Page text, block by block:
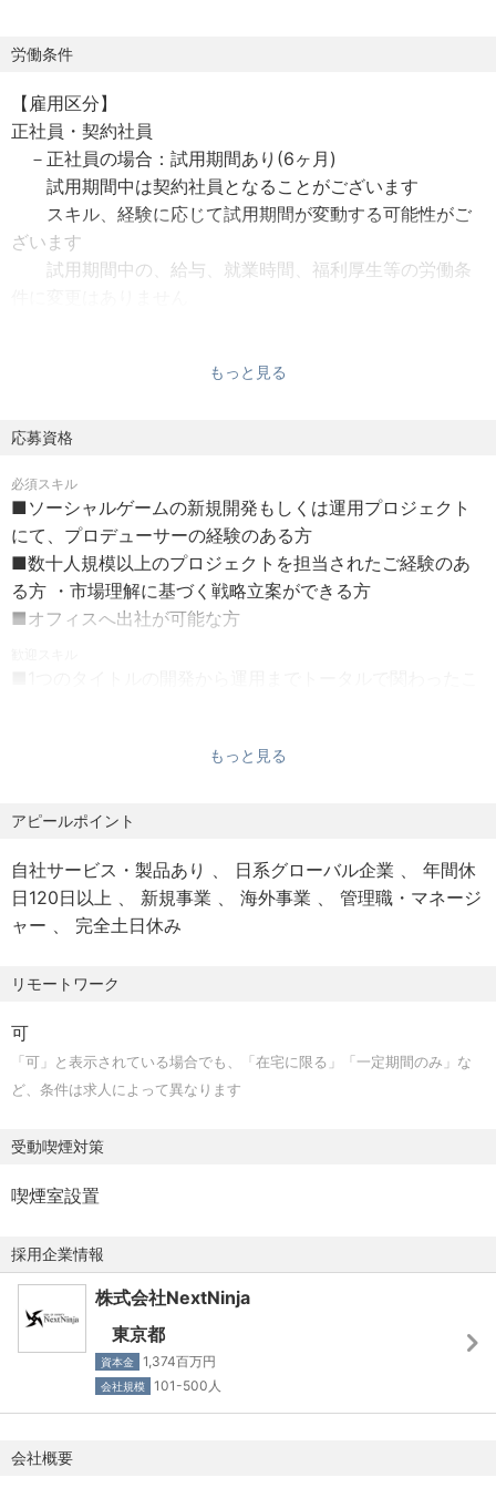
定させていただきます
ゲームの全体の動きを決める重要なポジションです
これまでの経験を生かし、弊社のゲームを盛り上げてくれ
る方を募集いたします！
労働条件
【雇用区分】
正社員・契約社員
－正社員の場合：試用期間あり(6ヶ月)
試用期間中は契約社員となることがございます
スキル、経験に応じて試用期間が変動する可能性がご
ざいます
試用期間中の、給与、就業時間、福利厚生等の労働条
社の経営状況、事業計画により判断する）
月給制(固定残業代制)
－固定残業代制について：45時間分の時間外手当として
給与に含み支給
－45時間を超える時間外労働分については別途支給いた
します
－マネジメントクラスでの採用の場合は裁量労働制にな
・賞与：業績賞与あり
【勤務地】
東京都品川区東五反田3-20-14 住友不動産高輪パークタワ
ー1F
山手線 都営浅草線 その他の路線 「五反田駅」 東口・A3出
口 徒歩7分
山手線 埼京線 湘南新宿ライン 「大崎駅」 徒歩9分
駅」 徒歩12分
【勤務時間】
※時差出勤制度あり（出社時に限り）
・ 休憩時間：60分
【待遇・福利厚生】
■健康保険（関東ITソフトウェア健康保険組合）、厚生年
■近距離手当（2km あるいは2駅圏内に限り2万円/月）
もっと見る
応募資格
必須スキル
■ソーシャルゲームの新規開発もしくは運用プロジェクト
にて、プロデューサーの経験のある方
■数十人規模以上のプロジェクトを担当されたご経験のあ
る方 ・市場理解に基づく戦略立案ができる方
■オフィスへ出社が可能な方
方
■ゲーム、アニメ等のエンタメコンテンツが好きな方
もっと見る
アピールポイント
自社サービス・製品あり 日系グローバル企業
年間休
日120日以上
新規事業 海外事業
管理職・マネージ
ャー
完全土日休み
リモートワーク
可
「可」と表示されている場合でも、「在宅に限る」「一定期間のみ」な
ど、条件は求人によって異なります
受動喫煙対策
喫煙室設置
採用企業情報
株式会社NextNinja
東京都
資本金 1,374百万円
会社規模 101-500人
会社概要